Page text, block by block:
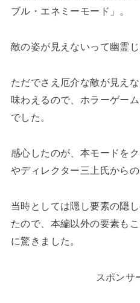
ブル・エネミーモード」。
敵の姿が見えないって幽霊
ただでさえ厄介な敵が見え
味わえるので、ホラーゲー
でした。
感心したのが、本モードを
やディレクター三上氏から
当時としては隠し要素の隠
たので、本編以外の要素も
に驚きました。
スポンサ